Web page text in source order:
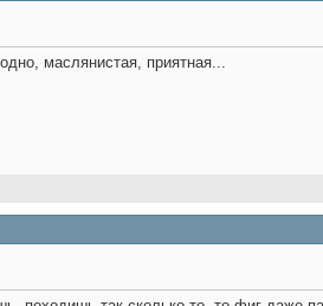
маслянистая, приятная...